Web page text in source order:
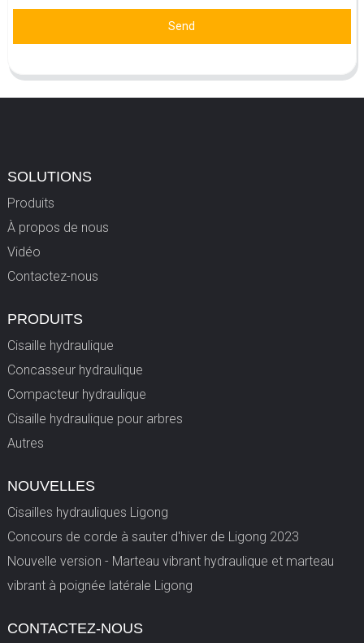
Send
SOLUTIONS
Produits
À propos de nous
Vidéo
Contactez-nous
PRODUITS
Cisaille hydraulique
Concasseur hydraulique
Compacteur hydraulique
Cisaille hydraulique pour arbres
Autres
NOUVELLES
Cisailles hydrauliques Ligong
Concours de corde à sauter d'hiver de Ligong 2023
Nouvelle version - Marteau vibrant hydraulique et marteau
vibrant à poignée latérale Ligong
CONTACTEZ-NOUS